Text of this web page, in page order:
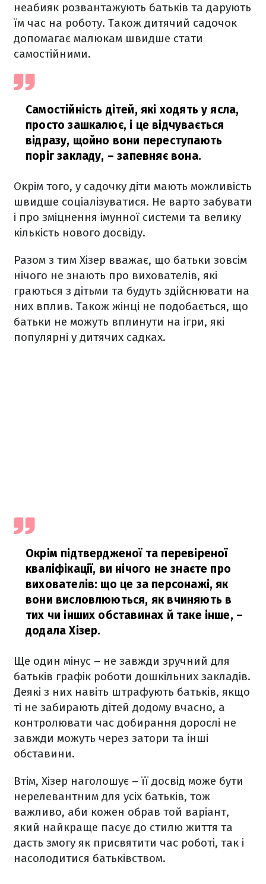
неабияк розвантажують батьків та дарують
їм час на роботу. Також дитячий садочок
допомагає малюкам швидше стати
самостійними.
Самостійність дітей, які ходять у ясла,
просто зашкалює, і це відчувається
відразу, щойно вони переступають
поріг закладу, – запевняє вона.
Окрім того, у садочку діти мають можливість
швидше соціалізуватися. Не варто забувати
і про зміцнення імунної системи та велику
кількість нового досвіду.
Разом з тим Хізер вважає, що батьки зовсім
нічого не знають про вихователів, які
граються з дітьми та будуть здійснювати на
них вплив. Також жінці не подобається, що
батьки не можуть вплинути на ігри, які
популярні у дитячих садках.
Окрім підтвердженої та перевіреної
кваліфікації, ви нічого не знаєте про
вихователів: що це за персонажі, як
вони висловлюються, як вчиняють в
тих чи інших обставинах й таке інше, –
додала Хізер.
Ще один мінус – не завжди зручний для
батьків графік роботи дошкільних закладів.
Деякі з них навіть штрафують батьків, якщо
ті не забирають дітей додому вчасно, а
контролювати час добирання дорослі не
завжди можуть через затори та інші
обставини.
Втім, Хізер наголошує – її досвід може бути
нерелевантним для усіх батьків, тож
важливо, аби кожен обрав той варіант,
який найкраще пасує до стилю життя та
дасть змогу як присвятити час роботі, так і
насолодитися батьківством.